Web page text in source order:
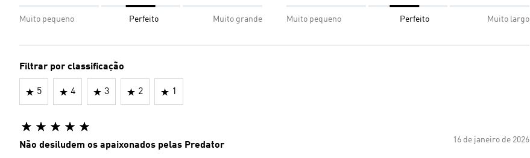
Muito pequeno Perfeito Muito grande Muito pequeno Perfeito Muito largo
Filtrar por classificação
5 4 3 2 1
16 de janeiro de 2026
Não desiludem os apaixonados pelas Predator